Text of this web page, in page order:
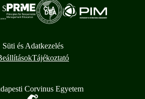
Süti és Adatkezelés
Tájékoztató
Corvinus Egyetem